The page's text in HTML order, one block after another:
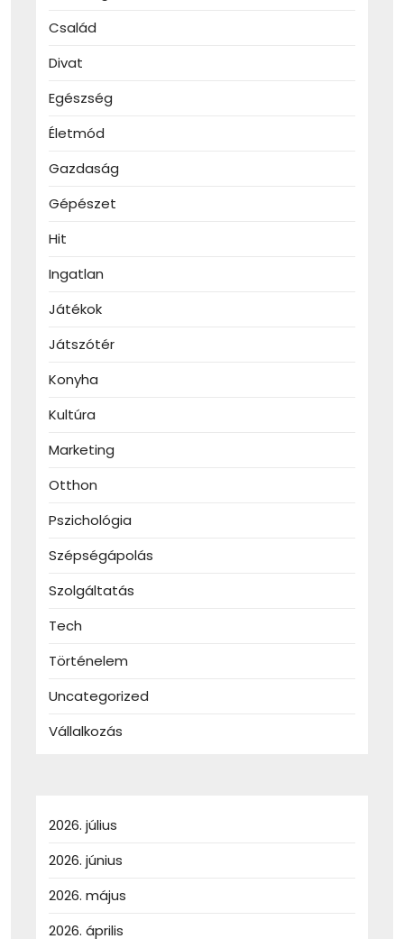
Család
Divat
Egészség
Életmód
Gazdaság
Gépészet
Hit
Ingatlan
Játékok
Játszótér
Konyha
Kultúra
Marketing
Otthon
Pszichológia
Szépségápolás
Szolgáltatás
Tech
Történelem
Uncategorized
Vállalkozás
2026. július
2026. június
2026. május
2026. április